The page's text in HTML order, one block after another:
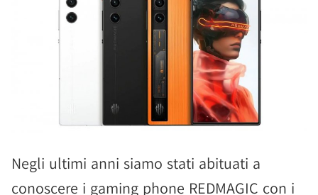
Negli ultimi anni siamo stati abituati a
conoscere i gaming phone REDMAGIC con i